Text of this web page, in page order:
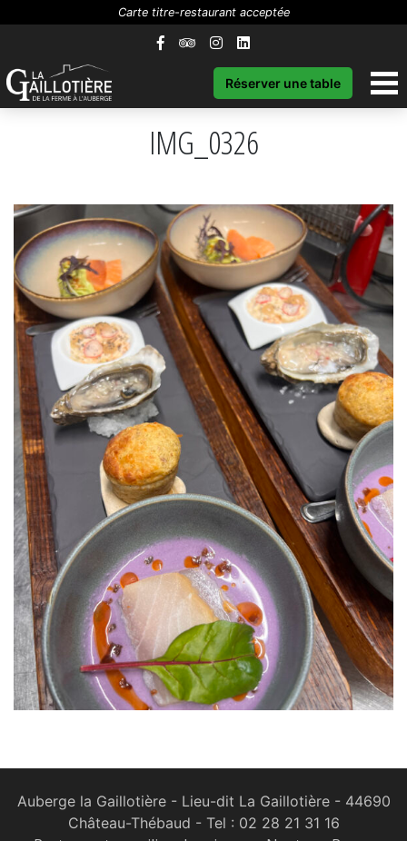
Carte titre-restaurant acceptée
Réserver une table
IMG_0326
Auberge la Gaillotière - Lieu-dit La Gaillotière - 44690
Château-Thébaud - Tel : 02 28 21 31 16